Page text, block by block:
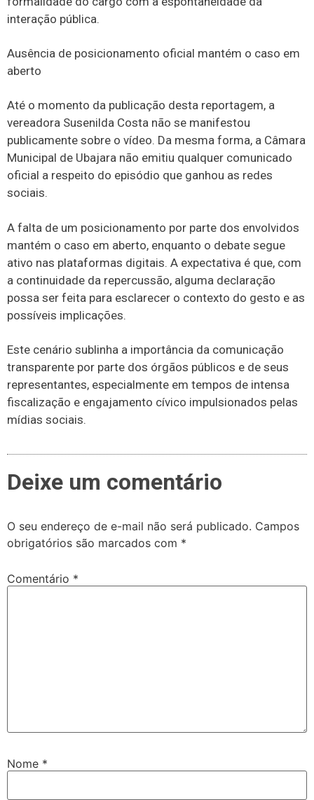
interação pública.
Ausência de posicionamento oficial mantém o caso em
aberto
Até o momento da publicação desta reportagem, a
vereadora Susenilda Costa não se manifestou
publicamente sobre o vídeo. Da mesma forma, a Câmara
Municipal de Ubajara não emitiu qualquer comunicado
oficial a respeito do episódio que ganhou as redes
sociais.
A falta de um posicionamento por parte dos envolvidos
mantém o caso em aberto, enquanto o debate segue
ativo nas plataformas digitais. A expectativa é que, com
a continuidade da repercussão, alguma declaração
possa ser feita para esclarecer o contexto do gesto e as
possíveis implicações.
Este cenário sublinha a importância da comunicação
transparente por parte dos órgãos públicos e de seus
representantes, especialmente em tempos de intensa
fiscalização e engajamento cívico impulsionados pelas
mídias sociais.
Deixe um comentário
O seu endereço de e-mail não será publicado. Campos
obrigatórios são marcados com *
Comentário *
Nome *